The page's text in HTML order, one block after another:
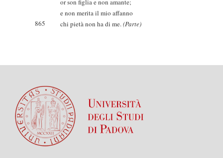
or son figlia e non amante;
e non merita il mio affanno
865
chi pietà non ha di me.(Parte)